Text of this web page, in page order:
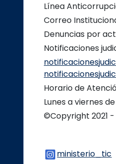
Línea
Correo
Denuncias por
Notificaciones
Horario de
Lunes a viernes
©Copyright 2021
ministerio_tic